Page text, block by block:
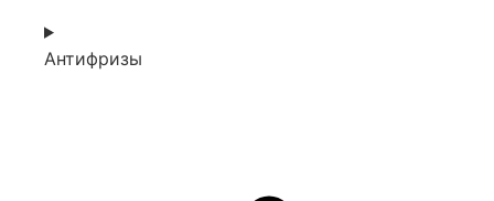
Антифризы